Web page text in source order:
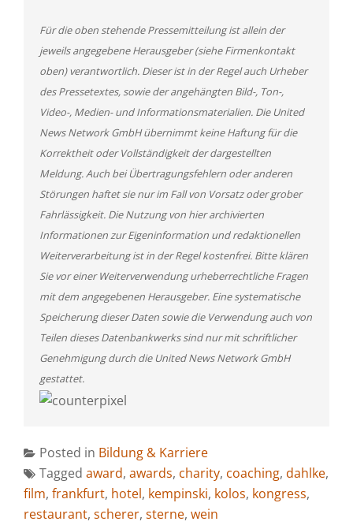
Für die oben stehende Pressemitteilung ist allein der
jeweils angegebene Herausgeber (siehe Firmenkontakt
oben) verantwortlich. Dieser ist in der Regel auch Urheber
des Pressetextes, sowie der angehängten Bild-, Ton-,
Video-, Medien- und Informationsmaterialien. Die United
News Network GmbH übernimmt keine Haftung für die
Korrektheit oder Vollständigkeit der dargestellten
Meldung. Auch bei Übertragungsfehlern oder anderen
Störungen haftet sie nur im Fall von Vorsatz oder grober
Fahrlässigkeit. Die Nutzung von hier archivierten
Informationen zur Eigeninformation und redaktionellen
Weiterverarbeitung ist in der Regel kostenfrei. Bitte klären
Sie vor einer Weiterverwendung urheberrechtliche Fragen
mit dem angegebenen Herausgeber. Eine systematische
Speicherung dieser Daten sowie die Verwendung auch von
Teilen dieses Datenbankwerks sind nur mit schriftlicher
Genehmigung durch die United News Network GmbH
gestattet.
Posted in Bildung & Karriere
Tagged award, awards, charity, coaching, dahlke,
film, frankfurt, hotel, kempinski, kolos, kongress,
restaurant, scherer, sterne, wein